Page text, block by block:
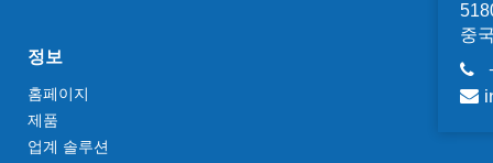
정보
홈페이지
제품
업계 솔루션
중